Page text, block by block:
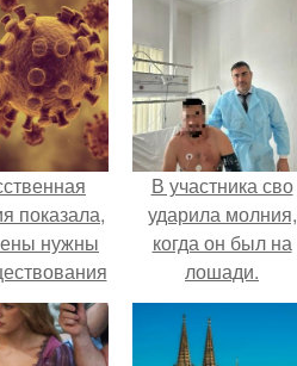
показала,
нужны
В участника сво
ударила молния,
когда он был на
лошади.